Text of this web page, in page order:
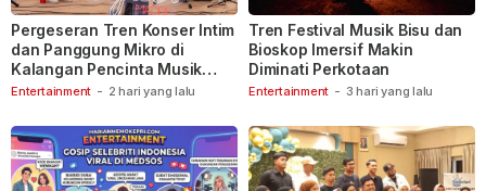
Entertainment - 2 hari yang lalu
Pergeseran Tren Konser Intim
dan Panggung Mikro di
Kalangan Pencinta Musik
Indonesia
Entertainment - 3 hari yang lalu
Tren Festival Musik Bisu dan
Bioskop Imersif Makin
Diminati Perkotaan